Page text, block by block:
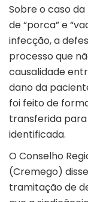
Sobre o caso
de “porca” e
infecção, a
processo que
causalidade
dano da
foi feito de
transferida para
identificada.
O Conselho
(Cremego)
tramitação de